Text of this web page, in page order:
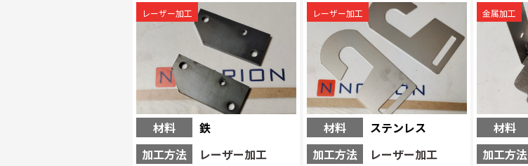
レーザー加工
材料
鉄
加工方法
レーザー加工
レーザー加工
材料
ステンレス
加工方法
レーザー加工
金属加工
材料
加工方法